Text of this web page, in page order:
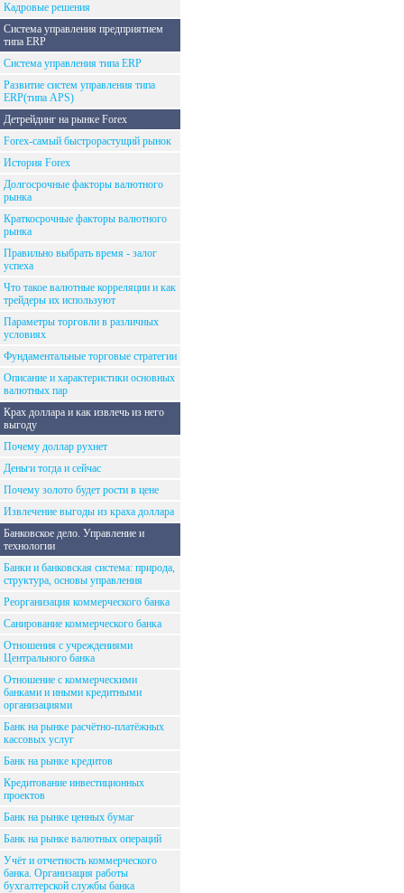
Кадровые решения
Система управления предприятием
типа ERP
Система управления типа ERP
Развитие систем управления типа
ERP(типа APS)
Детрейдинг на рынке Forex
Forex-самый быстрорастущий рынок
История Forex
Долгосрочные факторы валютного
рынка
Краткосрочные факторы валютного
рынка
Правильно выбрать время - залог
успеха
Что такое валютные корреляции и как
трейдеры их используют
Параметры торговли в различных
условиях
Фундаментальные торговые стратегии
Описание и характеристики основных
валютных пар
Крах доллара и как извлечь из него
выгоду
Почему доллар рухнет
Деньги тогда и сейчас
Почему золото будет рости в цене
Извлечение выгоды из краха доллара
Банковское дело. Управление и
технологии
Банки и банковская система: природа,
структура, основы управления
Реорганизация коммерческого банка
Санирование коммерческого банка
Отношения с учреждениями
Центрального банка
Отношение с коммерческими
банками и иными кредитными
организациями
Банк на рынке расчётно-платёжных
кассовых услуг
Банк на рынке кредитов
Кредитование инвестиционных
проектов
Банк на рынке ценных бумаг
Банк на рынке валютных операций
Учёт и отчетность коммерческого
банка. Организация работы
бухгалтерской службы банка